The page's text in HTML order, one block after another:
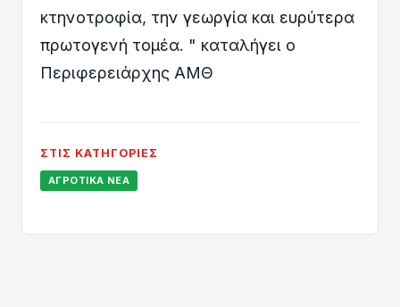
κτηνοτροφία, την γεωργία και ευρύτερα
πρωτογενή τομέα. " καταλήγει ο
Περιφερειάρχης ΑΜΘ
ΣΤΙΣ ΚΑΤΗΓΟΡΊΕΣ
ΑΓΡΟΤΙΚΆ ΝΈΑ